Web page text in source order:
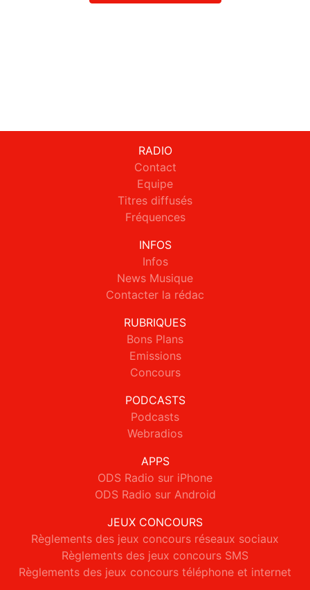
RADIO
Contact
Equipe
Titres diffusés
Fréquences
INFOS
Infos
News Musique
Contacter la rédac
RUBRIQUES
Bons Plans
Emissions
Concours
PODCASTS
Podcasts
Webradios
APPS
ODS Radio sur iPhone
ODS Radio sur Android
JEUX CONCOURS
Règlements des jeux concours réseaux sociaux
Règlements des jeux concours SMS
Règlements des jeux concours téléphone et internet